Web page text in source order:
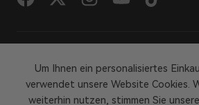
Um Ihnen ein personalisiertes
verwendet unsere Website Cookies.
weiterhin nutzen, stimmen Sie